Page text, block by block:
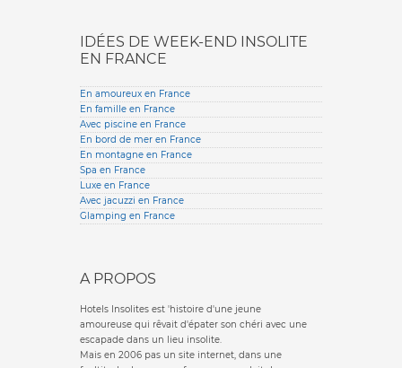
IDÉES DE WEEK-END INSOLITE
EN FRANCE
En amoureux en France
En famille en France
Avec piscine en France
En bord de mer en France
En montagne en France
Spa en France
Luxe en France
Avec jacuzzi en France
Glamping en France
A PROPOS
Hotels Insolites est 'histoire d'une jeune
amoureuse qui rêvait d'épater son chéri avec une
escapade dans un lieu insolite.
Mais en 2006 pas un site internet, dans une